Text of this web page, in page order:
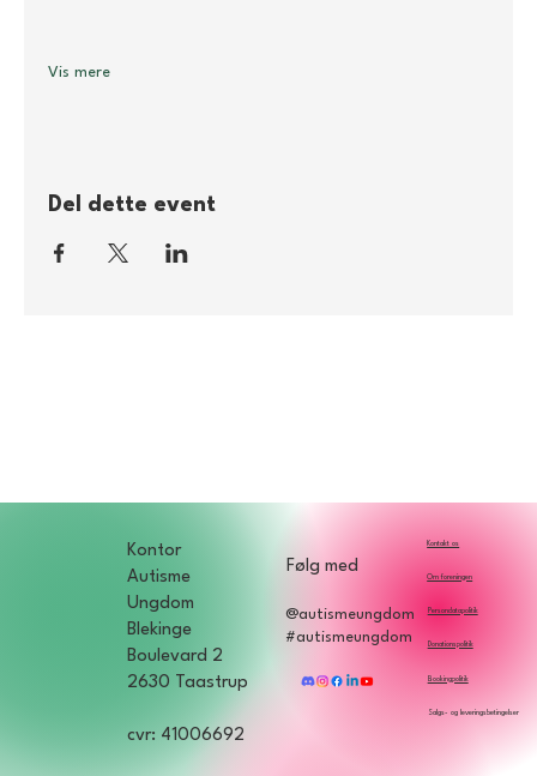
Vis mere
Del dette event
Kontor
Autisme
Ungdom
Blekinge
Boulevard 2
2630 Taastrup
cvr: 41006692
Følg med
@autismeungdom
#autismeungdom
Kontakt os
Om foreningen
Persondatapolitik
Donationspolitik
Bookingpolitik
Salgs- og leveringsbetingelser